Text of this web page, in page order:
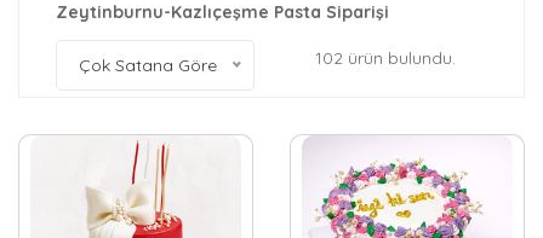
Zeytinburnu-Kazlıçeşme Pasta Siparişi
Çok Satana Göre 102 ürün bulundu.